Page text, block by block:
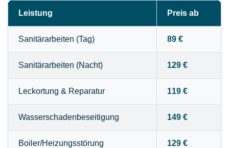
Leistung Preis ab
Sanitärarbeiten (Tag) 89 €
Sanitärarbeiten (Nacht) 129 €
Leckortung & Reparatur 119 €
Wasserschadenbeseitigung 149 €
Boiler/Heizungsstörung 129 €